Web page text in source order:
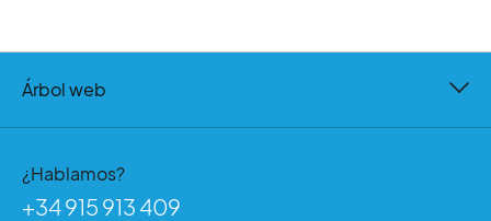
Árbol web
¿Hablamos?
+34 915 913 409